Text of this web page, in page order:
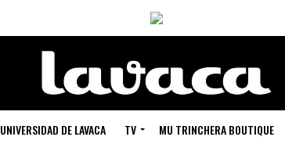
UNIVERSIDAD DE LAVACA TV MU TRINCHERA BOUTIQUE